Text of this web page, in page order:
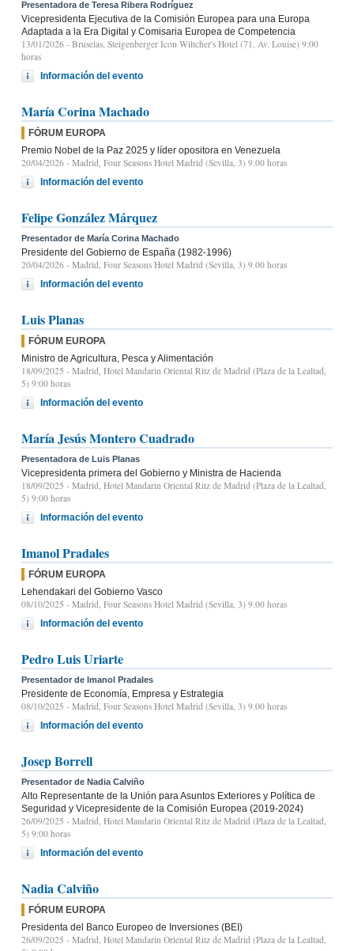
Presentadora de Teresa Ribera Rodríguez
Vicepresidenta Ejecutiva de la Comisión Europea para una Europa
Adaptada a la Era Digital y Comisaria Europea de Competencia
13/01/2026 - Bruselas, Steigenberger Icon Wiltcher's Hotel (71, Av. Louise) 9:00
horas
Información del evento
María Corina Machado
FÓRUM EUROPA
Premio Nobel de la Paz 2025 y líder opositora en Venezuela
20/04/2026 - Madrid, Four Seasons Hotel Madrid (Sevilla, 3) 9.00 horas
Información del evento
Felipe González Márquez
Presentador de María Corina Machado
Presidente del Gobierno de España (1982-1996)
20/04/2026 - Madrid, Four Seasons Hotel Madrid (Sevilla, 3) 9.00 horas
Información del evento
Luis Planas
FÓRUM EUROPA
Ministro de Agricultura, Pesca y Alimentación
18/09/2025 - Madrid, Hotel Mandarin Oriental Ritz de Madrid (Plaza de la Lealtad,
5) 9:00 horas
Información del evento
María Jesús Montero Cuadrado
Presentadora de Luis Planas
Vicepresidenta primera del Gobierno y Ministra de Hacienda
18/09/2025 - Madrid, Hotel Mandarin Oriental Ritz de Madrid (Plaza de la Lealtad,
5) 9:00 horas
Información del evento
Imanol Pradales
FÓRUM EUROPA
Lehendakari del Gobierno Vasco
08/10/2025 - Madrid, Four Seasons Hotel Madrid (Sevilla, 3) 9.00 horas
Información del evento
Pedro Luis Uriarte
Presentador de Imanol Pradales
Presidente de Economía, Empresa y Estrategia
08/10/2025 - Madrid, Four Seasons Hotel Madrid (Sevilla, 3) 9.00 horas
Información del evento
Josep Borrell
Presentador de Nadia Calviño
Alto Representante de la Unión para Asuntos Exteriores y Política de
Seguridad y Vicepresidente de la Comisión Europea (2019-2024)
26/09/2025 - Madrid, Hotel Mandarin Oriental Ritz de Madrid (Plaza de la Lealtad,
5) 9:00 horas
Información del evento
Nadia Calviño
FÓRUM EUROPA
Presidenta del Banco Europeo de Inversiones (BEI)
26/09/2025 - Madrid, Hotel Mandarin Oriental Ritz de Madrid (Plaza de la Lealtad,